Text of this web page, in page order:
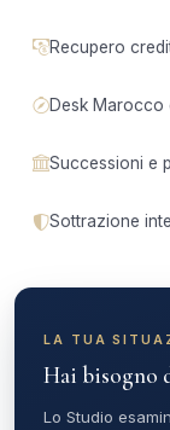
Recupero
Desk Marocco
Successioni e
Sottrazione
LA TUA
Hai bisogno
Lo Studio